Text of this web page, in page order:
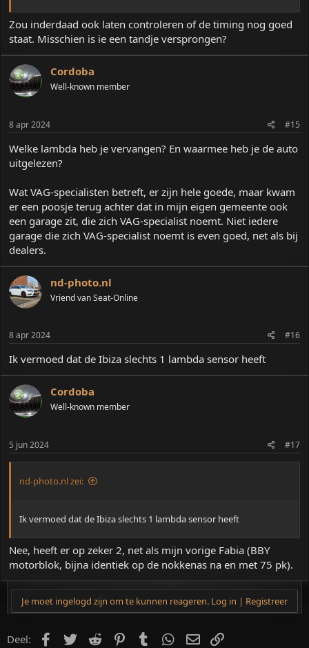
Zou inderdaad ook laten controleren of de timing nog goed
staat. Misschien is ie een tandje versprongen?
Cordoba
Well-known member
8 apr 2024 #15
Welke lambda heb je vervangen? En waarmee heb je de auto
uitgelezen?
Wat VAG-specialisten betreft, er zijn hele goede, maar kwam
er een poosje terug achter dat in mijn eigen gemeente ook
een garage zit, die zich VAG-specialist noemt. Niet iedere
garage die zich VAG-specialist noemt is even goed, net als bij
dealers.
nd-photo.nl
Vriend van Seat-Online
8 apr 2024 #16
Ik vermoed dat de Ibiza slechts 1 lambda sensor heeft
Cordoba
Well-known member
5 jun 2024 #17
nd-photo.nl zei:
Ik vermoed dat de Ibiza slechts 1 lambda sensor heeft
Nee, heeft er op zeker 2, net als mijn vorige Fabia (BBY
motorblok, bijna identiek op de nokkenas na en met 75 pk).
Je moet ingelogd zijn om te kunnen reageren. Log in | Registreer
Deel: Facebook
Twitter Reddit PinterestTumblr WhatsApp
E-mail